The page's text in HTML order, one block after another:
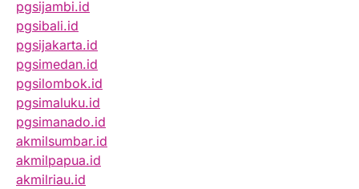
pgsijambi.id
pgsibali.id
pgsijakarta.id
pgsimedan.id
pgsilombok.id
pgsimaluku.id
pgsimanado.id
akmilsumbar.id
akmilpapua.id
akmilriau.id